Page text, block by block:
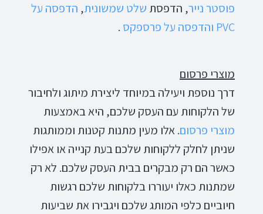
פוסטרנייר, הדפסת שלט שמשונית, הדפסה על
PVC והדפסה עלפרספקס .
מוצרי פרסום
דרך נוספת ויעילה במיוחד ליצירת מיתוג ולחיבור
של הלקוחות עם העסק שלכם, היא באמצעות
מוצרי פרסום. אלו מעין מתנות קטנות וממותגות
שניתן לחלק ללקוחות שלכם בעת קנייה או אפילו
כאשר הם רק מבקרים בבית העסק שלכם. לא רק
שמתנות כאלו יעוררו בלקוחות שלכם רגשות
חיוביים כלפי המותג שלכם ויגבירו את שביעות